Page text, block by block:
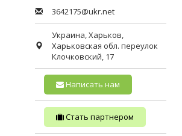
3642175@ukr.net
Украина,Харьков,
Харьковская обл. переулок
Клочковский, 17
Написать нам
Стать партнером